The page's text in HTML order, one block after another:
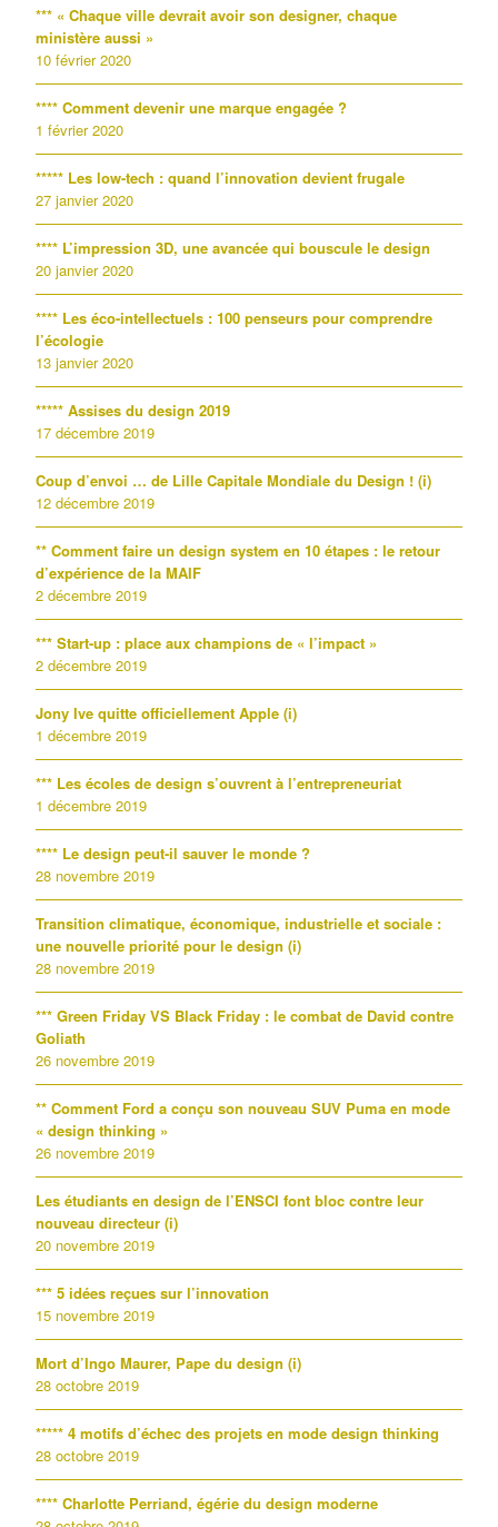
*** « Chaque ville devrait avoir son designer, chaque
ministère aussi »
10 février 2020
**** Comment devenir une marque engagée ?
1 février 2020
***** Les low-tech : quand l’innovation devient frugale
27 janvier 2020
**** L’impression 3D, une avancée qui bouscule le design
20 janvier 2020
**** Les éco-intellectuels : 100 penseurs pour comprendre
l’écologie
13 janvier 2020
***** Assises du design 2019
17 décembre 2019
Coup d’envoi … de Lille Capitale Mondiale du Design ! (i)
12 décembre 2019
** Comment faire un design system en 10 étapes : le retour
d’expérience de la MAIF
2 décembre 2019
*** Start-up : place aux champions de « l’impact »
2 décembre 2019
Jony Ive quitte officiellement Apple (i)
1 décembre 2019
*** Les écoles de design s’ouvrent à l’entrepreneuriat
1 décembre 2019
**** Le design peut-il sauver le monde ?
28 novembre 2019
Transition climatique, économique, industrielle et sociale :
une nouvelle priorité pour le design (i)
28 novembre 2019
*** Green Friday VS Black Friday : le combat de David contre
Goliath
26 novembre 2019
** Comment Ford a conçu son nouveau SUV Puma en mode
« design thinking »
26 novembre 2019
Les étudiants en design de l’ENSCI font bloc contre leur
nouveau directeur (i)
20 novembre 2019
*** 5 idées reçues sur l’innovation
15 novembre 2019
Mort d’Ingo Maurer, Pape du design (i)
28 octobre 2019
***** 4 motifs d’échec des projets en mode design thinking
28 octobre 2019
**** Charlotte Perriand, égérie du design moderne